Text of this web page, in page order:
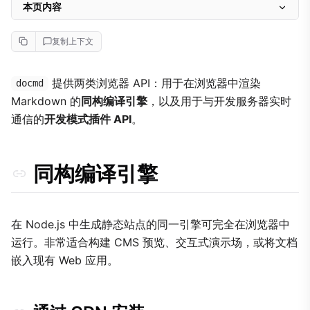
复制上下文
docmd
提供两类浏览器 API：用于在浏览器中渲染
Markdown 的同构编译引擎 ，以及用于与开发服务器实时
通信的开发模式插件 API。
同构编译引擎
在 Node.js 中生成静态站点的同一引擎可完全在浏览器中
运行。非常适合构建 CMS 预览、交互式演示场，或将文档
嵌入现有 Web 应用。
本页内容
同构编译引擎
通过 CDN 安装
docmd.compile(markdown, config)
示例：实时预览
开发模式插件 API
docmd.send(name, data)
docmd.on(name, callback)
docmd.scheduleReload(name, context)
注意事项